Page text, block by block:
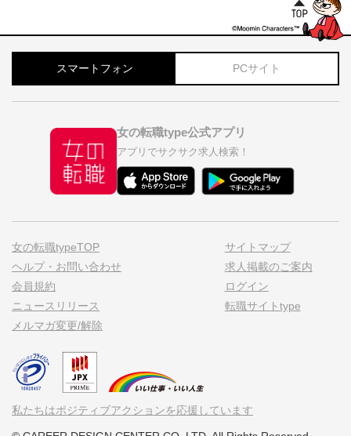
スマートフォン PCサイト
女の転職type公式アプリ
アプリでサクサク求人検索！
女の転職typeTOP
ヘルプ・お問い合わせ
会員規約
ニュースリリース
メルマガ変更/解除
サイトマップ
求人掲載のご案内
ログイン
転職サイトtype
私たちはポジティブアクションを応援しています